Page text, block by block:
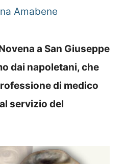
Amabene
a San Giuseppe
dai napoletani, che
di medico
servizio del